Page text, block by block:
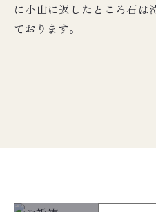
に小山に返したところ石は
ております。